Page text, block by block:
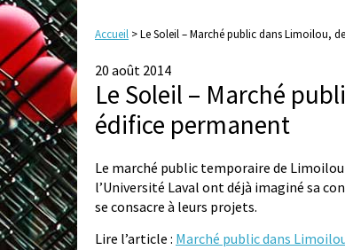
Accueil >Le Soleil – Marché public dans Limoilou,
20 août 2014
Le Soleil – Marché
édifice permanent
Le marché public temporaire de
l’Université Laval ont déjà imaginé sa
se consacre à leurs projets.
Lire l’article : Marché public dans